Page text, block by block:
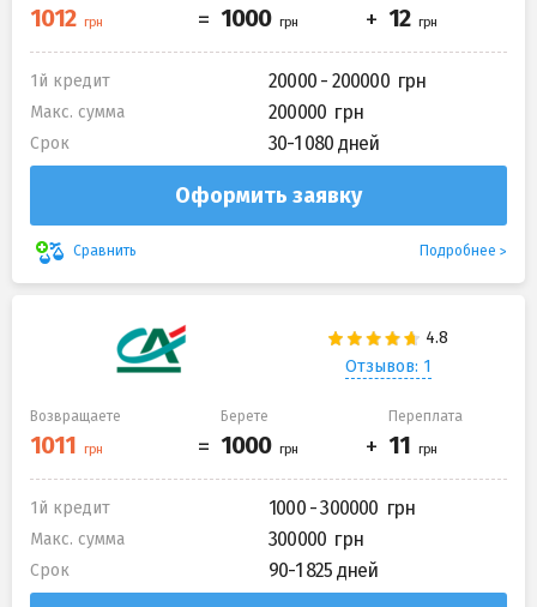
1й кредит 20000 - 200000
Макс. сумма 200000
Срок 30-1 080 дней
Оформить заявку
Сравнить Подробнее
Отзывов: 1
Возвращаете Берете Переплата
1й кредит 1000 - 300000
Макс. сумма 300000
Срок 90-1 825 дней